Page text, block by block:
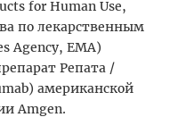
for Human Use,
по лекарственным
Agency, EMA)
Репата /
американской
Amgen.